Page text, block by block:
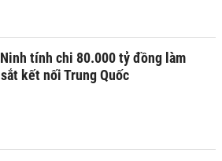
tính chi 80.000 tỷ đồng làm
kết nối Trung Quốc